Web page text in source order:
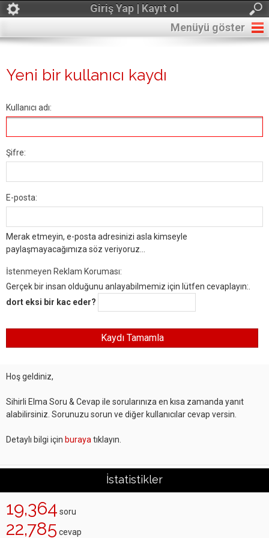
Giriş Yap | Kayıt ol
Menüyü göster
Yeni bir kullanıcı kaydı
Kullanıcı adı:
Şifre:
E-posta:
Merak etmeyin, e-posta adresinizi asla kimseyle
paylaşmayacağımıza söz veriyoruz...
İstenmeyen Reklam Koruması:
Gerçek bir insan olduğunu anlayabilmemiz için lütfen cevaplayın:.
dort eksi bir kac eder?
Hoş geldiniz,
Sihirli Elma Soru & Cevap ile sorularınıza en kısa zamanda yanıt
alabilirsiniz. Sorunuzu sorun ve diğer kullanıcılar cevap versin.
Detaylı bilgi için buraya tıklayın.
İstatistikler
19,364 soru
22,785 cevap